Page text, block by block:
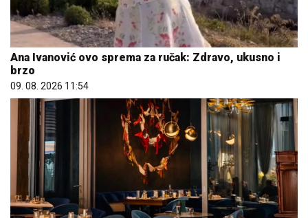
Ana Ivanović ovo sprema za ručak: Zdravo, ukusno i
brzo
09. 08. 2026 11:54